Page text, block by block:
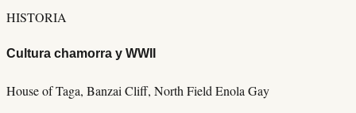
HISTORIA
Cultura chamorra y WWII
House of Taga, Banzai Cliff, North Field Enola Gay